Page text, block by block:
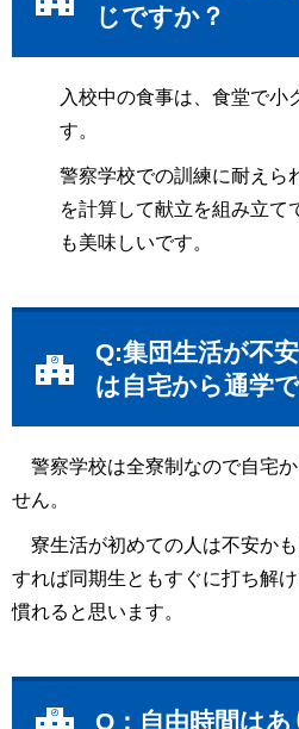
じですか？
入校中の食事は、食堂で小
す。
警察学校での訓練に耐えら
を計算して献立を組み立て
も美味しいです。
Q:集団生活が不
は自宅から通学
警察学校は全寮制なので自宅
せん。
寮生活が初めての人は不安か
すれば同期生ともすぐに打ち解
慣れると思います。
Q：自由時間はあ